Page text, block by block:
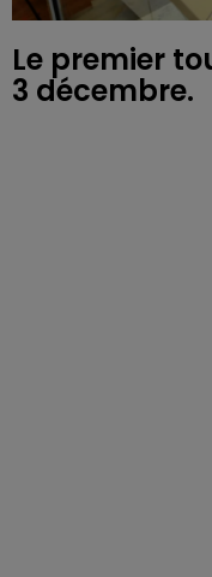
Le premier
3 décembre.